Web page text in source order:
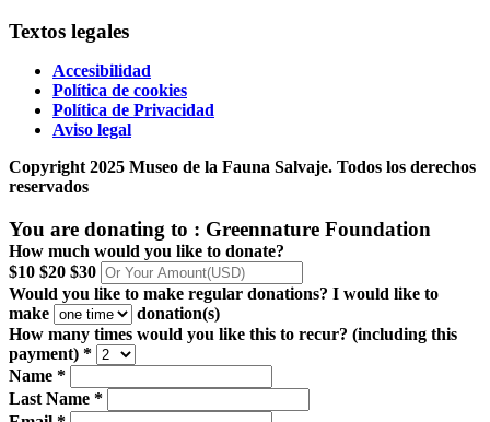
Textos legales
Accesibilidad
Política de cookies
Política de Privacidad
Aviso legal
Copyright 2025 Museo de la Fauna Salvaje. Todos los derechos
reservados
You are donating to : Greennature Foundation
How much would you like to donate?
$10 $20 $30
Would you like to make regular donations? I would like to
make
donation(s)
How many times would you like this to recur? (including this
payment) *
Name *
Last Name *